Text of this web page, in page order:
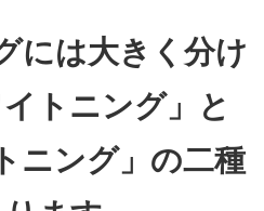
には大きく分け
トニング」と
ニング」の二種